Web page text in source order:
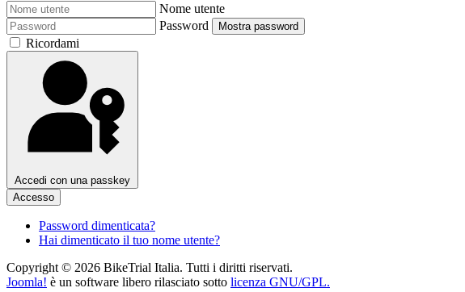
Nome utente
Password
Mostra password
Ricordami
Accedi con una passkey
Accesso
Password dimenticata?
Hai dimenticato il tuo nome utente?
Copyright © 2026 BikeTrial Italia. Tutti i diritti riservati.
Joomla! è un software libero rilasciato sotto licenza GNU/GPL.